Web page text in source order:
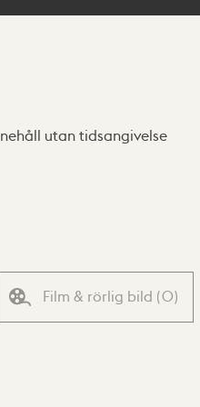
utan tidsangivelse
Film & rörlig bild (0)